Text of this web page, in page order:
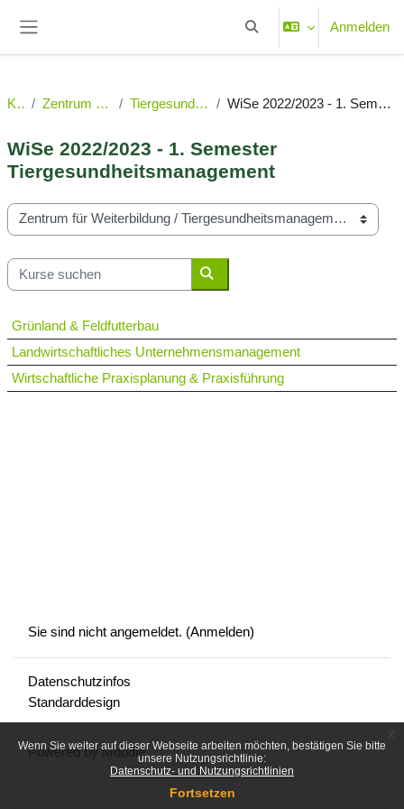
Wenn Sie weiter auf dieser Webseite arbeiten möchten, bestätigen Sie bitte
unsere Nutzungsrichtlinie:
Datenschutz- und Nutzungsrichtlinien
Fortsetzen
x
Sucheingabe umschalten
Anmelden
Kurse Zentrum für Weiterbildung Tiergesundheitsmanagement WiSe 2022/2023 - 1. Semester Tiergesundheitsmanagement
WiSe 2022/2023 - 1. Semester
Tiergesundheitsmanagement
Kursbereiche
Kurse suchen
Kurse suchen
Grünland & Feldfutterbau
Landwirtschaftliches Unternehmensmanagement
Wirtschaftliche Praxisplanung & Praxisführung
Sie sind nicht angemeldet. (Anmelden)
Datenschutzinfos
Standarddesign
Powered byMoodle